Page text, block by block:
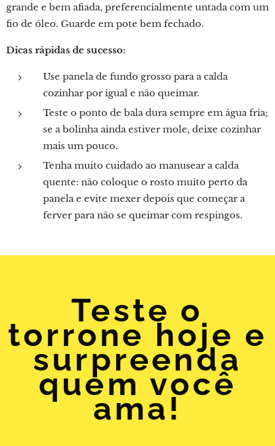
grande e bem afiada, preferencialmente untada com um
fio de óleo. Guarde em pote bem fechado.
Dicas rápidas de sucesso:
Use panela de fundo grosso para a calda
cozinhar por igual e não queimar.
Teste o ponto de bala dura sempre em água fria;
se a bolinha ainda estiver mole, deixe cozinhar
mais um pouco.
Tenha muito cuidado ao manusear a calda
quente: não coloque o rosto muito perto da
panela e evite mexer depois que começar a
ferver para não se queimar com respingos.
Teste o
torrone hoje e
surpreenda
quem você
ama!